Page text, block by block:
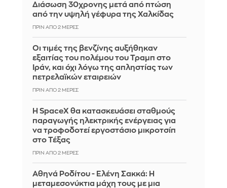
Διάσωση 30χρονης μετά από πτώση
από την υψηλή γέφυρα της Χαλκίδας
ΠΡΙΝ ΑΠΌ 2 ΜΈΡΕΣ
Οι τιμές της βενζίνης αυξήθηκαν
εξαιτίας του πολέμου του Τραμπ στο
Ιράν, και όχι λόγω της απληστίας των
πετρελαϊκών εταιρειών
ΠΡΙΝ ΑΠΌ 2 ΜΈΡΕΣ
Η SpaceX θα κατασκευάσει σταθμούς
παραγωγής ηλεκτρικής ενέργειας για
να τροφοδοτεί εργοστάσιο μικροτσίπ
στο Τέξας
ΠΡΙΝ ΑΠΌ 2 ΜΈΡΕΣ
Αθηνά Ροδίτου - Ελένη Σακκά: Η
μεταμεσονύκτια μάχη τους με μια